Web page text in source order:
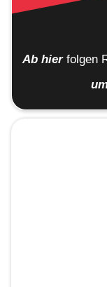
Ab hier folgen